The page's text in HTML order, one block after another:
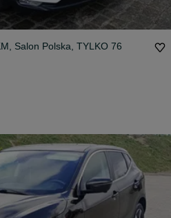
Salon Polska, TYLKO 76